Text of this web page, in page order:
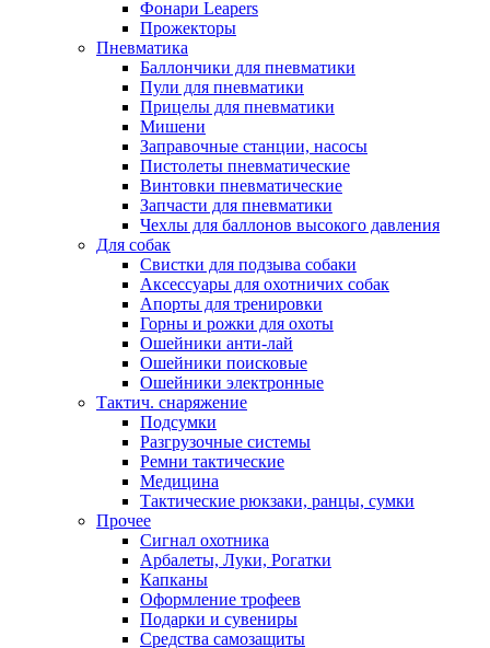
Фонари Leapers
Прожекторы
Пневматика
Баллончики для пневматики
Пули для пневматики
Прицелы для пневматики
Мишени
Заправочные станции, насосы
Пистолеты пневматические
Винтовки пневматические
Запчасти для пневматики
Чехлы для баллонов высокого давления
Для собак
Свистки для подзыва собаки
Аксессуары для охотничих собак
Апорты для тренировки
Горны и рожки для охоты
Ошейники анти-лай
Ошейники поисковые
Ошейники электронные
Тактич. снаряжение
Подсумки
Разгрузочные системы
Ремни тактические
Медицина
Тактические рюкзаки, ранцы, сумки
Прочее
Сигнал охотника
Арбалеты, Луки, Рогатки
Капканы
Оформление трофеев
Подарки и сувениры
Средства самозащиты